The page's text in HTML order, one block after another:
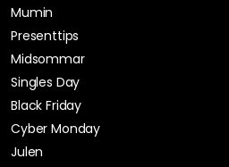
Mumin
Presenttips
Midsommar
Singles Day
Black Friday
Cyber Monday
Julen